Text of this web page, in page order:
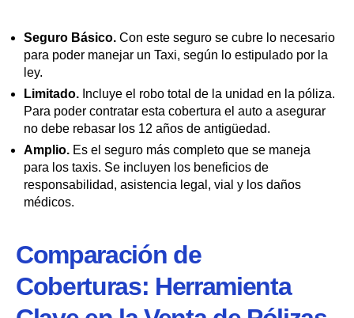
Seguro Básico. Con este seguro se cubre lo necesario
para poder manejar un Taxi, según lo estipulado por la
ley.
Limitado. Incluye el robo total de la unidad en la póliza.
Para poder contratar esta cobertura el auto a asegurar
no debe rebasar los 12 años de antigüedad.
Amplio. Es el seguro más completo que se maneja
para los taxis. Se incluyen los beneficios de
responsabilidad, asistencia legal, vial y los daños
médicos.
Comparación de
Coberturas: Herramienta